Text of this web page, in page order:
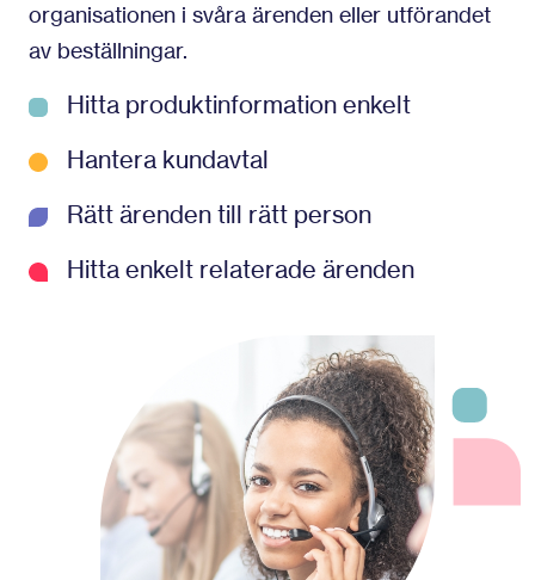
organisationen i svåra ärenden eller utförandet
av beställningar.
Hitta produktinformation enkelt
Hantera kundavtal
Rätt ärenden till rätt person
Hitta enkelt relaterade ärenden